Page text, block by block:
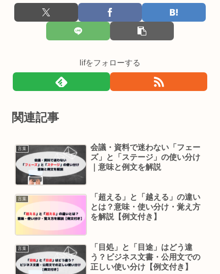
lifをフォローする
関連記事
言葉
会議・資料で迷わない「フェー
ズ」と「ステージ」の使い分け
｜意味と例文を解説
言葉
「超える」と「越える」の違い
とは？意味・使い分け・覚え方
を解説【例文付き】
言葉
「目処」と「目途」はどう違
う？ビジネス文書・公用文での
正しい使い分け【例文付き】